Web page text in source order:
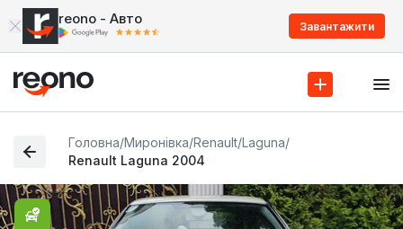
reono - Авто Завантажити
Головна/Миронівка/Renault/Laguna/
Renault Laguna 2004